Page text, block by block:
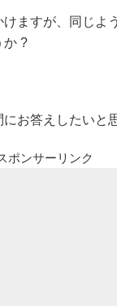
ますが、同じよ
か ?
お答えしたいと
ポンサーリンク